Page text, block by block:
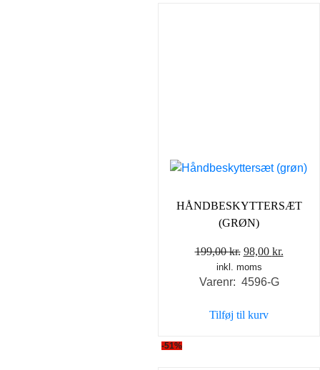
HÅNDBESKYTTERSÆT
(GRØN)
199,00kr. Den
oprindelige
pris
199,00 kr..
98,00 kr.
inkl. moms
Varenr: 4596-G
Tilføj til kurv
-51%